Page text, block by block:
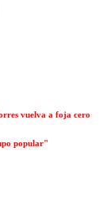
vuelva a foja cero
popular"